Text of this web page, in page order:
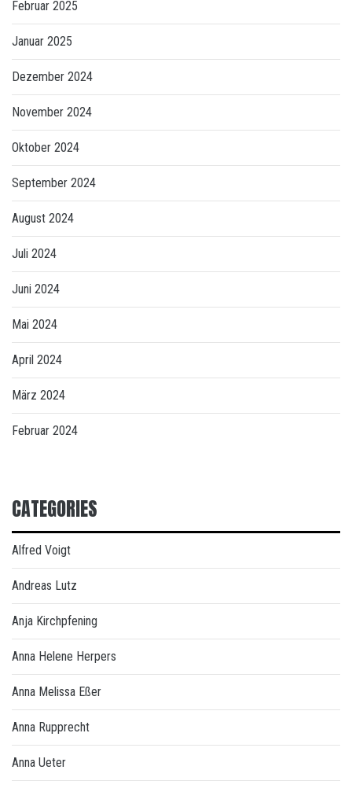
Februar 2025
Januar 2025
Dezember 2024
November 2024
Oktober 2024
September 2024
August 2024
Juli 2024
Juni 2024
Mai 2024
April 2024
März 2024
Februar 2024
CATEGORIES
Alfred Voigt
Andreas Lutz
Anja Kirchpfening
Anna Helene Herpers
Anna Melissa Eßer
Anna Rupprecht
Anna Ueter